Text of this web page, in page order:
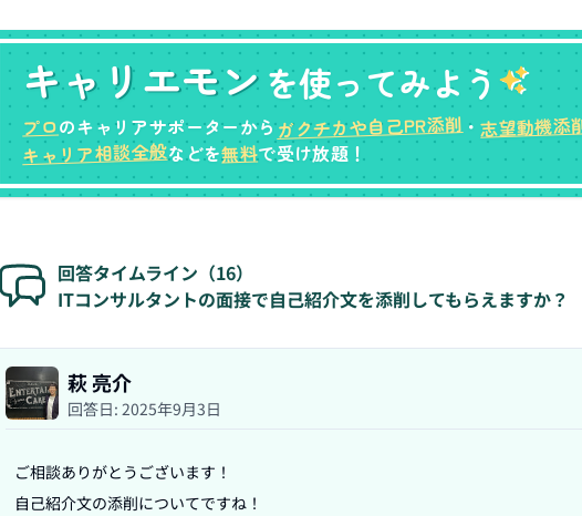
キャリエモン を使ってみよう
プロのキャリアサポーターからガクチカや自己PR添削・志望動機添
キャリア相談全般などを無料で受け放題！
回答タイムライン（16）
ITコンサルタントの面接で自己紹介文を添削してもらえますか？
萩 亮介
回答日: 2025年9月3日
ご相談ありがとうございます！
自己紹介文の添削についてですね！